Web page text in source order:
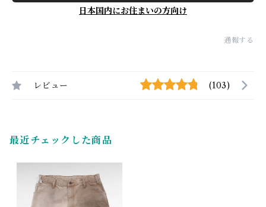
日本国内にお住まいの方向け
通報する
レビュー (103)
最近チェックした商品